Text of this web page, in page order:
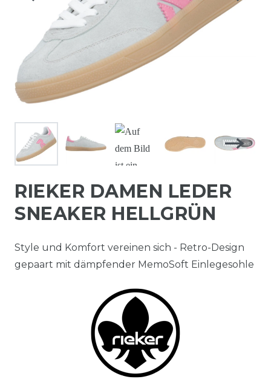
RIEKER DAMEN LEDER
SNEAKER HELLGRÜN
Style und Komfort vereinen sich - Retro-Design
gepaart mit dämpfender MemoSoft Einlegesohle